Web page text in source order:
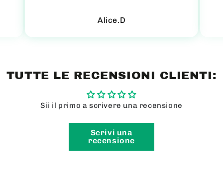
Alice.D
TUTTE LE RECENSIONI CLIENTI:
Sii il primo a scrivere una recensione
Scrivi una
recensione